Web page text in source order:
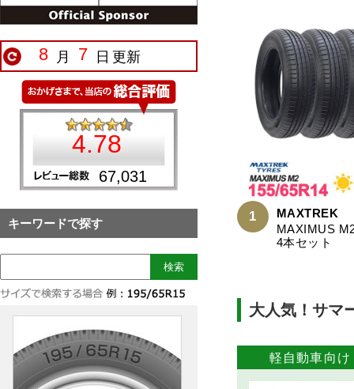
1
MAXTREK
MAXIMUS
4本セット
大人気！サマ
軽自動車向け